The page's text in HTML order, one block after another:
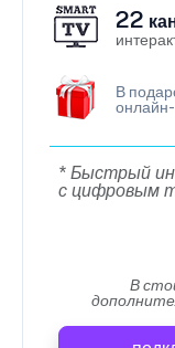
22
В
* Быстрый
с цифровым
В